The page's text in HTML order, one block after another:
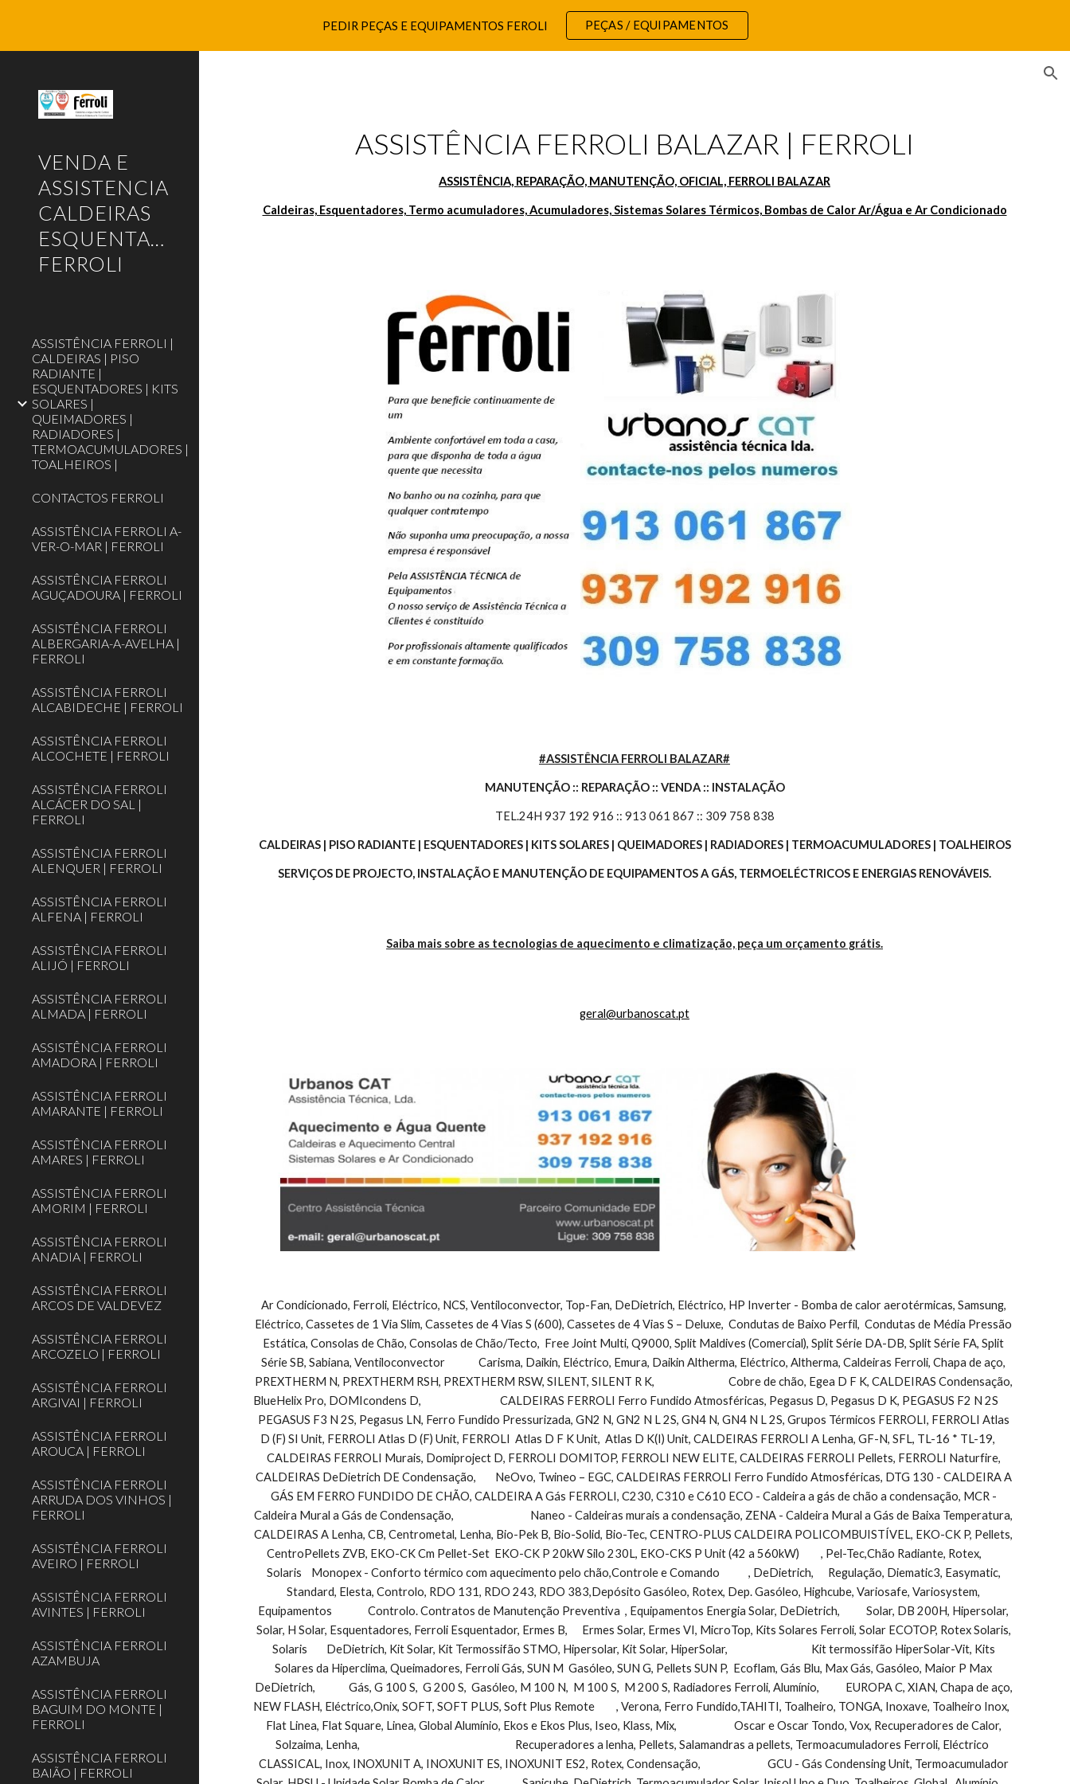
Skip to main content Skip to navigation
PEDIR PEÇAS E EQUIPAMENTOS FEROLI PEÇAS / EQUIPAMENTOS
VENDA E
ASSISTENCIA
CALDEIRAS
ESQUENTADORES
FERROLI
ASSISTÊNCIA FERROLI |
CALDEIRAS | PISO
RADIANTE |
ESQUENTADORES | KITS
SOLARES |
QUEIMADORES |
RADIADORES |
TERMOACUMULADORES |
TOALHEIROS |‎
CONTACTOS FERROLI
ASSISTÊNCIA FERROLI A-
VER-O-MAR | FERROLI
ASSISTÊNCIA FERROLI
AGUÇADOURA | FERROLI
ASSISTÊNCIA FERROLI
ALBERGARIA-A-AVELHA |
FERROLI
ASSISTÊNCIA FERROLI
ALCABIDECHE | FERROLI
ASSISTÊNCIA FERROLI
ALCOCHETE | FERROLI
ASSISTÊNCIA FERROLI
ALCÁCER DO SAL |
FERROLI
ASSISTÊNCIA FERROLI
ALENQUER | FERROLI
ASSISTÊNCIA FERROLI
ALFENA | FERROLI
ASSISTÊNCIA FERROLI
ALIJÓ | FERROLI
ASSISTÊNCIA FERROLI
ALMADA | FERROLI
ASSISTÊNCIA FERROLI
AMADORA | FERROLI
ASSISTÊNCIA FERROLI
AMARANTE | FERROLI
ASSISTÊNCIA FERROLI
AMARES | FERROLI
ASSISTÊNCIA FERROLI
AMORIM | FERROLI
ASSISTÊNCIA FERROLI
ANADIA | FERROLI
ASSISTÊNCIA FERROLI
ARCOS DE VALDEVEZ
ASSISTÊNCIA FERROLI
ARCOZELO | FERROLI
ASSISTÊNCIA FERROLI
ARGIVAI | FERROLI
ASSISTÊNCIA FERROLI
AROUCA | FERROLI
ASSISTÊNCIA FERROLI
ARRUDA DOS VINHOS |
FERROLI
ASSISTÊNCIA FERROLI
AVEIRO | FERROLI
ASSISTÊNCIA FERROLI
AVINTES | FERROLI
ASSISTÊNCIA FERROLI
AZAMBUJA
ASSISTÊNCIA FERROLI
BAGUIM DO MONTE |
FERROLI
ASSISTÊNCIA FERROLI
BAIÃO | FERROLI
ASSISTÊNCIA FERROLI BALAZAR | FERROLI
ASSISTÊNCIA, REPARAÇÃO, MANUTENÇÃO, OFICIAL, FERROLI BALAZAR
Caldeiras, Esquentadores, Termo acumuladores, Acumuladores, Sistemas Solares Térmicos, Bombas de Calor Ar/Água e Ar Condicionado
#ASSISTÊNCIA FERROLI BALAZAR#
MANUTENÇÃO :: REPARAÇÃO :: VENDA :: INSTALAÇÃO
TEL.24H 937 192 916 :: 913 061 867 :: 309 758 838
CALDEIRAS | PISO RADIANTE | ESQUENTADORES | KITS SOLARES | QUEIMADORES | RADIADORES | TERMOACUMULADORES | TOALHEIROS
SERVIÇOS DE PROJECTO, INSTALAÇÃO E MANUTENÇÃO DE EQUIPAMENTOS A GÁS, TERMOELÉCTRICOS E ENERGIAS RENOVÁVEIS.
Saiba mais sobre as tecnologias de aquecimento e climatização, peça um orçamento grátis.
geral@urbanoscat.pt
Ar Condicionado, Ferroli, Eléctrico, NCS, Ventiloconvector, Top-Fan, DeDietrich, Eléctrico, HP Inverter - Bomba de calor aerotérmicas, Samsung,
Eléctrico, Cassetes de 1 Via Slim, Cassetes de 4 Vias S (600), Cassetes de 4 Vias S – Deluxe,  Condutas de Baixo Perfil,  Condutas de Média Pressão
Estática, Consolas de Chão, Consolas de Chão/Tecto,  Free Joint Multi, Q9000, Split Maldives (Comercial), Split Série DA-DB, Split Série FA, Split
Série SB, Sabiana, Ventiloconvector              Carisma, Daikin, Eléctrico, Emura, Daikin Altherma, Eléctrico, Altherma, Caldeiras Ferroli, Chapa de aço,
PREXTHERM N, PREXTHERM RSH, PREXTHERM RSW, SILENT, SILENT R K,                               Cobre de chão, Egea D F K, CALDEIRAS Condensação,
BlueHelix Pro, DOMIcondens D,                                 CALDEIRAS FERROLI Ferro Fundido Atmosféricas, Pegasus D, Pegasus D K, PEGASUS F2 N 2S
PEGASUS F3 N 2S, Pegasus LN, Ferro Fundido Pressurizada, GN2 N, GN2 N L 2S, GN4 N, GN4 N L 2S, Grupos Térmicos FERROLI, FERROLI Atlas
D (F) SI Unit, FERROLI Atlas D (F) Unit, FERROLI  Atlas D F K Unit,  Atlas D K(I) Unit, CALDEIRAS FERROLI A Lenha, GF-N, SFL, TL-16 * TL-19,
CALDEIRAS FERROLI Murais, Domiproject D, FERROLI DOMITOP, FERROLI NEW ELITE, CALDEIRAS FERROLI Pellets, FERROLI Naturfire,
CALDEIRAS DeDietrich DE Condensação,        NeOvo, Twineo – EGC, CALDEIRAS FERROLI Ferro Fundido Atmosféricas, DTG 130 - CALDEIRA A
GÁS EM FERRO FUNDIDO DE CHÃO, CALDEIRA A Gás FERROLI, C230, C310 e C610 ECO - Caldeira a gás de chão a condensação, MCR -
Caldeira Mural a Gás de Condensação,                                Naneo - Caldeiras murais a condensação, ZENA - Caldeira Mural a Gás de Baixa Temperatura,
CALDEIRAS A Lenha, CB, Centrometal, Lenha, Bio-Pek B, Bio-Solid, Bio-Tec, CENTRO-PLUS CALDEIRA POLICOMBUISTÍVEL, EKO-CK P, Pellets,
CentroPellets ZVB, EKO-CK Cm Pellet-Set  EKO-CK P 20kW Silo 230L, EKO-CKS P Unit (42 a 560kW)         , Pel-Tec,Chão Radiante, Rotex,
Solaris    Monopex - Conforto térmico com aquecimento pelo chão,Controle e Comando            , DeDietrich,      Regulação, Diematic3, Easymatic,
Standard, Elesta, Controlo, RDO 131, RDO 243, RDO 383,Depósito Gasóleo, Rotex, Dep. Gasóleo, Highcube, Variosafe, Variosystem,
Equipamentos               Controlo. Contratos de Manutenção Preventiva  , Equipamentos Energia Solar, DeDietrich,           Solar, DB 200H, Hipersolar,
Solar, H Solar, Esquentadores, Ferroli Esquentador, Ermes B,      Ermes Solar, Ermes VI, MicroTop, Kits Solares Ferroli, Solar ECOTOP, Rotex Solaris,
Solaris        DeDietrich, Kit Solar, Kit Termossifão STMO, Hipersolar, Kit Solar, HiperSolar,                                   Kit termossifão HiperSolar-Vit, Kits
Solares da Hiperclima, Queimadores, Ferroli Gás, SUN M  Gasóleo, SUN G, Pellets SUN P,  Ecoflam, Gás Blu, Max Gás, Gasóleo, Maior P Max
DeDietrich,              Gás, G 100 S,  G 200 S,  Gasóleo, M 100 N,  M 100 S,  M 200 S, Radiadores Ferroli, Alumínio,           EUROPA C, XIAN, Chapa de aço,
NEW FLASH, Eléctrico,Onix, SOFT, SOFT PLUS, Soft Plus Remote         , Verona, Ferro Fundido,TAHITI, Toalheiro, TONGA, Inoxave, Toalheiro Inox,
Flat Linea, Flat Square, Linea, Global Alumínio, Ekos e Ekos Plus, Iseo, Klass, Mix,                        Oscar e Oscar Tondo, Vox, Recuperadores de Calor,
Solzaima, Lenha,                                                                 Recuperadores a lenha, Pellets, Salamandras a pellets, Termoacumuladores Ferroli, Eléctrico
CLASSICAL, Inox, INOXUNIT A, INOXUNIT ES, INOXUNIT ES2, Rotex, Condensação,                            GCU - Gás Condensing Unit, Termoacumulador